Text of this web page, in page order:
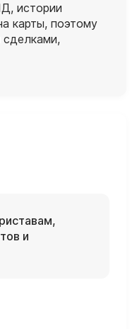
истории
карты, поэтому
и